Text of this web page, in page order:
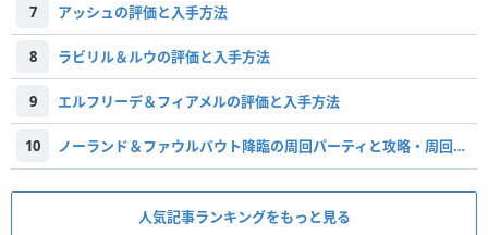
7 アッシュの評価と入手方法
8 ラビリル＆ルウの評価と入手方法
9 エルフリーデ＆フィアメルの評価と入手方法
10 ノーランド＆ファウルバウト降臨の周回パーティと攻略・周回すべき？
人気記事ランキングをもっと見る